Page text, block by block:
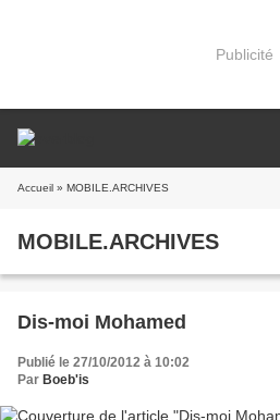
Publicité
Accueil » MOBILE.ARCHIVES
MOBILE.ARCHIVES
Dis-moi Mohamed
Publié le 27/10/2012 à 10:02
Par Boeb'is